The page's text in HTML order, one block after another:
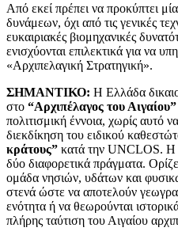
Από εκεί πρέπει να προκύπτει
δυνάμεων, όχι από τις γενικές
ευκαιριακές βιομηχανικές
ενισχύονται επιλεκτικά για να
«Αρχιπελαγική Στρατηγική».
ΣΗΜΑΝΤΙΚΟ: Η Ελλάδα
στο “Αρχιπέλαγος του Αιγαίου”
πολιτισμική έννοια, χωρίς αυτό
διεκδίκηση του ειδικού
κράτους” κατά την UNCLOS. Η
δύο διαφορετικά πράγματα. Ορίζει
ομάδα νησιών, υδάτων και
στενά ώστε να αποτελούν
ενότητα ή να θεωρούνται
πλήρης ταύτιση του Αιγαίου